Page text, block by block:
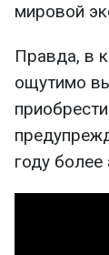
мировой
Правда, в
ощутимо
году более